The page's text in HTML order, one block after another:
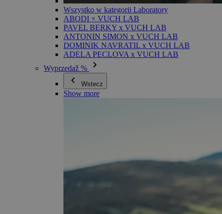
Wszystko w kategorii Laboratory
ABODI × VUCH LAB
PAVEL BERKY x VUCH LAB
ANTONIN SIMON x VUCH LAB
DOMINIK NAVRATIL x VUCH LAB
ADELA PECLOVA x VUCH LAB
Wyprzedaž %
Wstecz
Show more